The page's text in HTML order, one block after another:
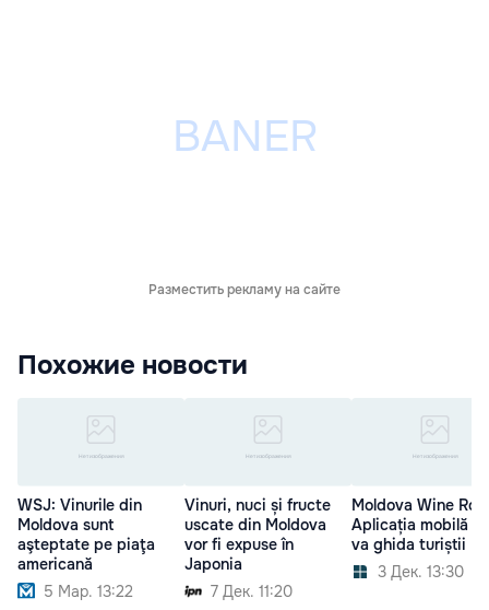
Разместить рекламу на сайте
Похожие новости
WSJ: Vinurile din
Moldova sunt
aşteptate pe piaţa
americană
5 Мар. 13:22
Vinuri, nuci și fructe
uscate din Moldova
vor fi expuse în
Japonia
7 Дек. 11:20
Moldova Wine
Aplicația mobilă
va ghida turiștii
3 Дек. 13:30